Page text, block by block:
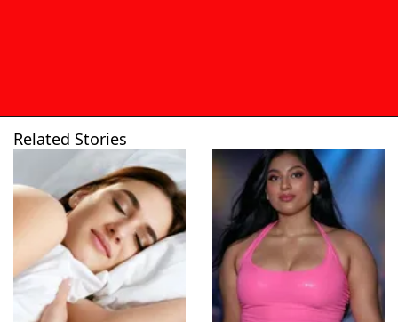
उघडत आहे
Related Stories